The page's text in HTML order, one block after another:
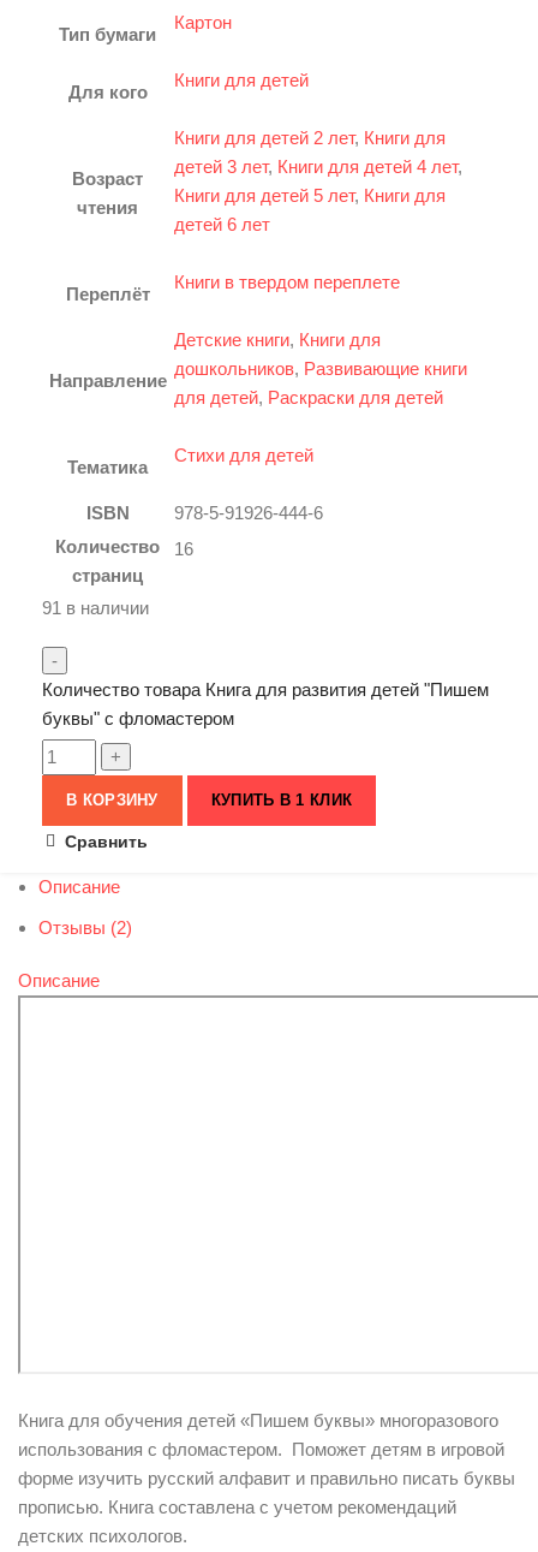
Тип бумаги
Картон
Для кого
Книги для детей
Возраст
чтения
Книги для детей 2 лет, Книги для
детей 3 лет, Книги для детей 4 лет,
Книги для детей 5 лет, Книги для
детей 6 лет
Переплёт
Книги в твердом переплете
Направление
Детские книги, Книги для
дошкольников, Развивающие книги
для детей, Раскраски для детей
Тематика
Стихи для детей
ISBN
978-5-91926-444-6
Количество
страниц
16
91 в наличии
Количество товара Книга для развития детей "Пишем
буквы" с фломастером
В КОРЗИНУ КУПИТЬ В 1 КЛИК
Сравнить
Описание
Отзывы (2)
Описание
Книга для обучения детей «Пишем буквы» многоразового
использования с фломастером. Поможет детям в игровой
форме изучить русский алфавит и правильно писать буквы
прописью. Книга составлена с учетом рекомендаций
детских психологов.